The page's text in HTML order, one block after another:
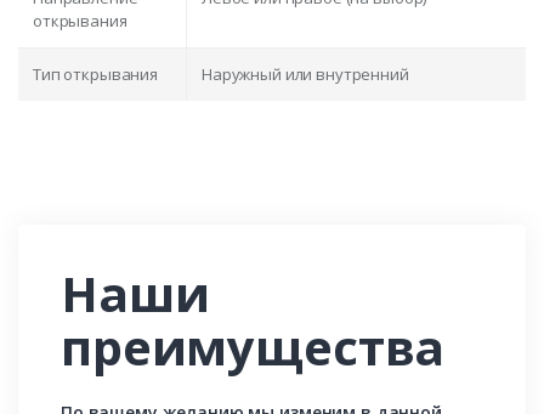
открывания
Тип открывания Наружный или внутренний
Наши
преимущества